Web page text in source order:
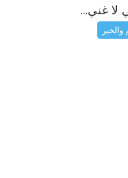
لا غني...